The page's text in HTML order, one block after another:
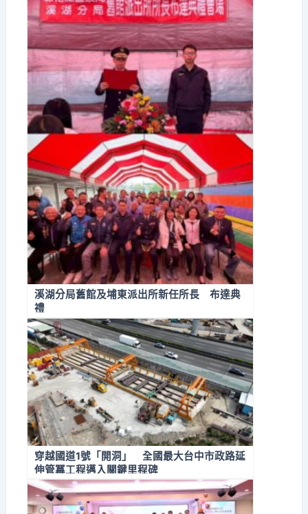
溪湖分局舊館及埔東派出所新任所長 布達典
禮
穿越國道1號「開洞」 全國最大台中市政路延
伸管冪工程邁入關鍵里程碑